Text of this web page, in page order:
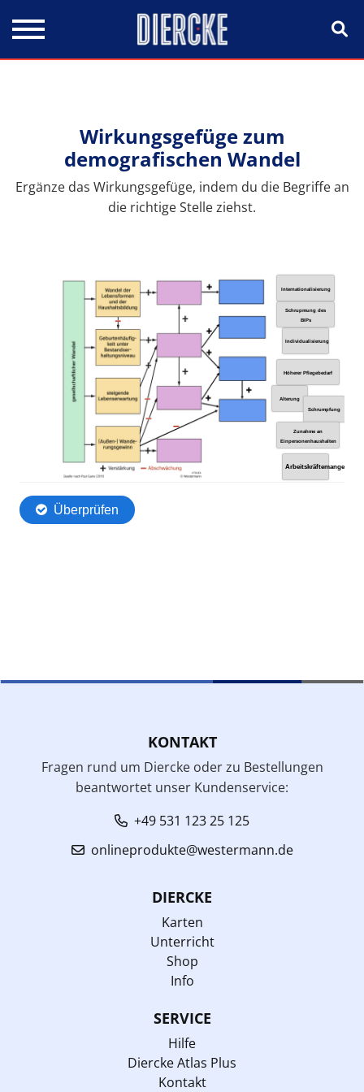
Wirkungsgefüge zum
demografischen Wandel
Ergänze das Wirkungsgefüge, indem du die Begriffe an
die richtige Stelle ziehst.
KONTAKT
Fragen rund um Diercke oder zu Bestellungen
beantwortet unser Kundenservice:
+49 531 123 25 125
onlineprodukte@westermann.de
DIERCKE
Karten
Unterricht
Shop
Info
SERVICE
Hilfe
Diercke Atlas Plus
Kontakt